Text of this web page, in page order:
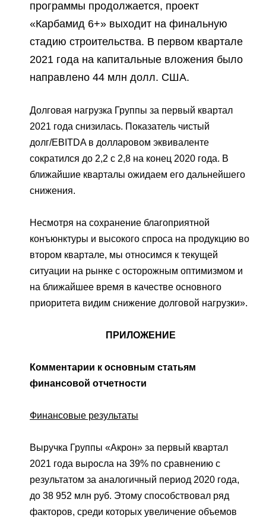
программы продолжается, проект
«Карбамид 6+» выходит на финальную
стадию строительства. В первом квартале
2021 года на капитальные вложения было
направлено 44 млн долл. США.
Долговая нагрузка Группы за первый квартал
2021 года снизилась. Показатель чистый
долг/EBITDA в долларовом эквиваленте
сократился до 2,2 с 2,8 на конец 2020 года. В
ближайшие кварталы ожидаем его дальнейшего
снижения.
Несмотря на сохранение благоприятной
конъюнктуры и высокого спроса на продукцию во
втором квартале, мы относимся к текущей
ситуации на рынке с осторожным оптимизмом и
на ближайшее время в качестве основного
приоритета видим снижение долговой нагрузки».
ПРИЛОЖЕНИЕ
Комментарии к основным статьям
финансовой отчетности
Финансовые результаты
Выручка Группы «Акрон» за первый квартал
2021 года выросла на 39% по сравнению с
результатом за аналогичный период 2020 года,
до 38 952 млн руб. Этому способствовал ряд
факторов, среди которых увеличение объемов